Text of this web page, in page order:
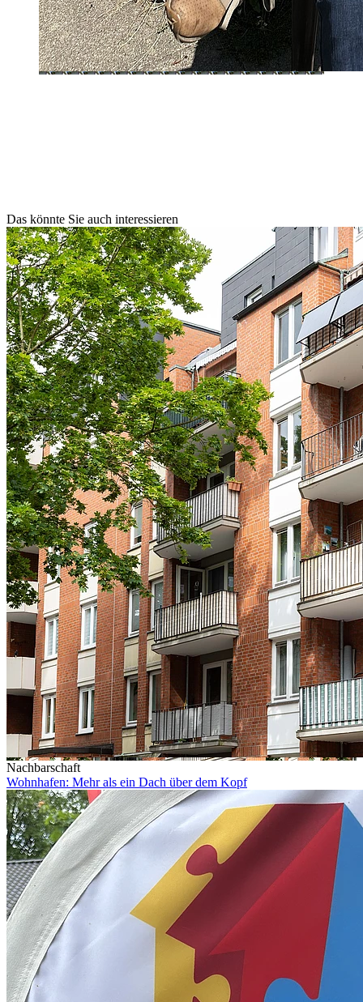
Das könnte Sie auch interessieren
Nachbarschaft
Wohnhafen: Mehr als ein Dach über dem Kopf